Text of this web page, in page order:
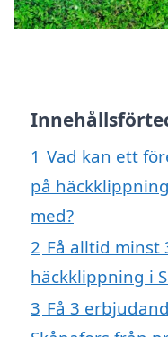
1 Vad kan ett
på
med?
2 Få alltid
häckklippning i
3 Få 3